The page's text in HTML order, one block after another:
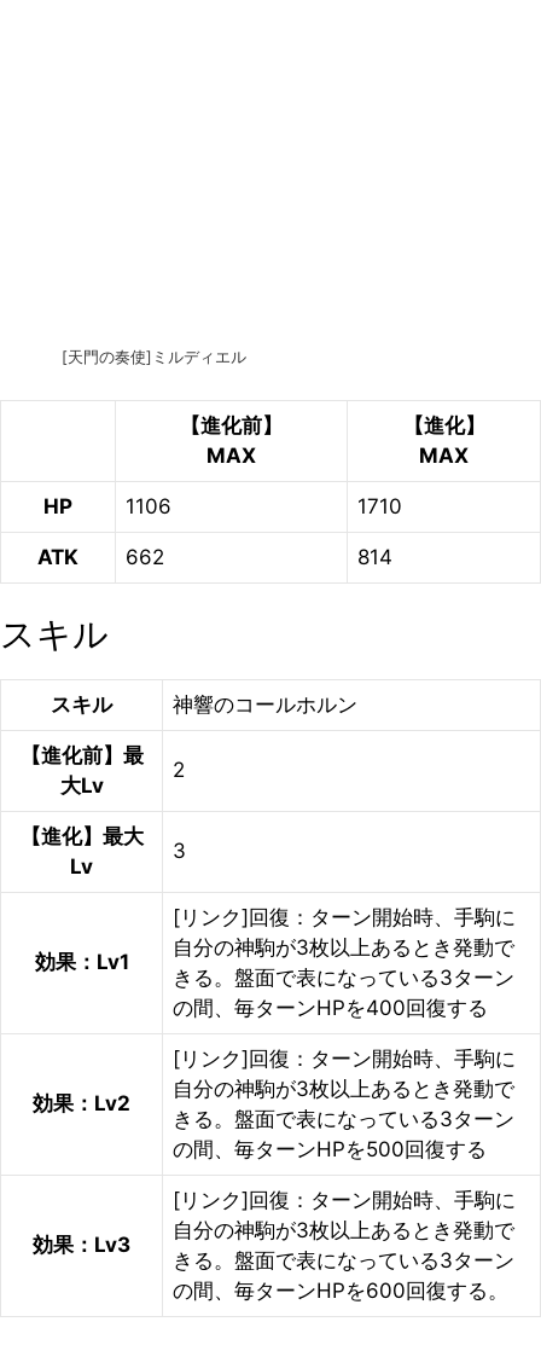
[天門の奏使]ミルディエル
【進化前】
MAX
【進化】
MAX
HP 1106 1710
ATK 662 814
スキル
スキル 神響のコールホルン
【進化前】最
大Lv
2
【進化】最大
Lv
3
効果：Lv1
[リンク]回復：ターン開始時、手駒に
自分の神駒が3枚以上あるとき発動で
きる。盤面で表になっている3ターン
の間、毎ターンHPを400回復する
効果：Lv2
[リンク]回復：ターン開始時、手駒に
自分の神駒が3枚以上あるとき発動で
きる。盤面で表になっている3ターン
の間、毎ターンHPを500回復する
効果：Lv3
[リンク]回復：ターン開始時、手駒に
自分の神駒が3枚以上あるとき発動で
きる。盤面で表になっている3ターン
の間、毎ターンHPを600回復する。